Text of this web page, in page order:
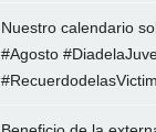
Nuestro calendario
#Agosto